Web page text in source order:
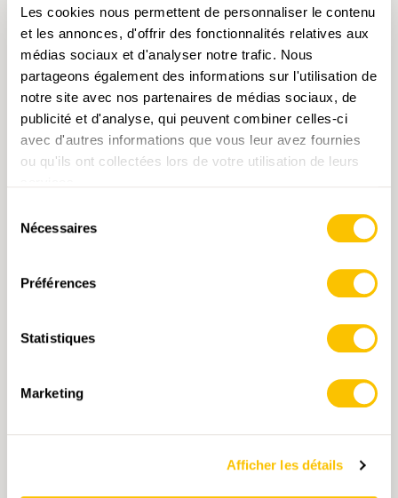
Les cookies nous permettent de personnaliser le contenu
et les annonces, d'offrir des fonctionnalités relatives aux
médias sociaux et d'analyser notre trafic. Nous
partageons également des informations sur l'utilisation de
notre site avec nos partenaires de médias sociaux, de
publicité et d'analyse, qui peuvent combiner celles-ci
avec d'autres informations que vous leur avez fournies
ou qu'ils ont collectées lors de votre utilisation de leurs
Nécessaires
Préférences
Statistiques
Marketing
Afficher les détails
CHOISISSEZ L'OPTION